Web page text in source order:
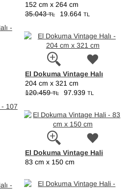
152 cm x 264 cm
35.043TL 19.664 TL
El Dokuma Vintage Halı
204 cm x 321 cm
120.459TL 97.939 TL
El Dokuma Vintage Hali
83 cm x 150 cm